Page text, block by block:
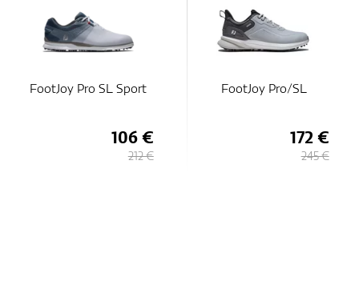
FootJoy Pro SL Sport
106 €
212 €
FootJoy Pro/SL
172 €
245 €